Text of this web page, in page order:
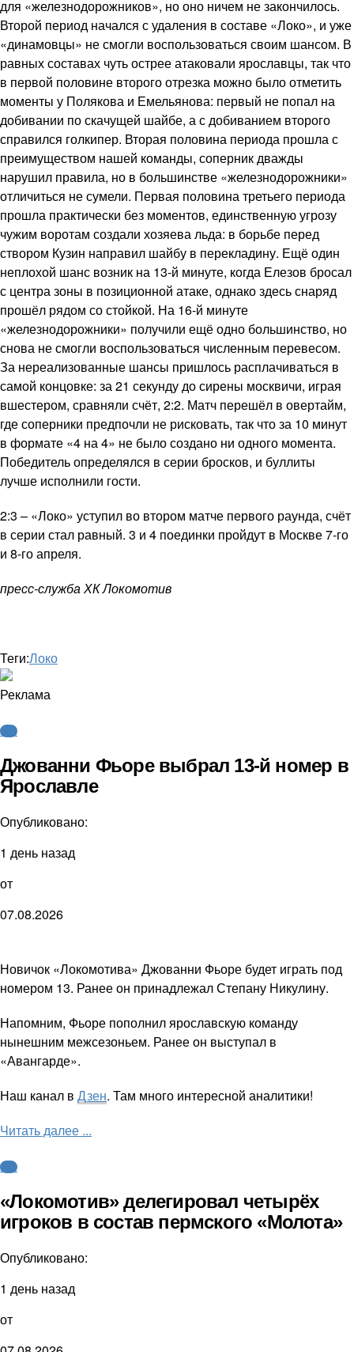
для «железнодорожников», но оно ничем не закончилось.
Второй период начался с удаления в составе «Локо», и уже
«динамовцы» не смогли воспользоваться своим шансом. В
равных составах чуть острее атаковали ярославцы, так что
в первой половине второго отрезка можно было отметить
моменты у Полякова и Емельянова: первый не попал на
добивании по скачущей шайбе, а с добиванием второго
справился голкипер. Вторая половина периода прошла с
преимуществом нашей команды, соперник дважды
нарушил правила, но в большинстве «железнодорожники»
отличиться не сумели. Первая половина третьего периода
прошла практически без моментов, единственную угрозу
чужим воротам создали хозяева льда: в борьбе перед
створом Кузин направил шайбу в перекладину. Ещё один
неплохой шанс возник на 13-й минуте, когда Елезов бросал
с центра зоны в позиционной атаке, однако здесь снаряд
прошёл рядом со стойкой. На 16-й минуте
«железнодорожники» получили ещё одно большинство, но
снова не смогли воспользоваться численным перевесом.
За нереализованные шансы пришлось расплачиваться в
самой концовке: за 21 секунду до сирены москвичи, играя
вшестером, сравняли счёт, 2:2. Матч перешёл в овертайм,
где соперники предпочли не рисковать, так что за 10 минут
в формате «4 на 4» не было создано ни одного момента.
Победитель определялся в серии бросков, и буллиты
лучше исполнили гости.
2:3 – «Локо» уступил во втором матче первого раунда, счёт
в серии стал равный. 3 и 4 поединки пройдут в Москве 7-го
и 8-го апреля.
пресс-служба ХК Локомотив
Теги:Локо
Реклама
КХЛ
Джованни Фьоре выбрал 13-й номер в
Ярославле
Опубликовано:
1 день назад
от
07.08.2026
Новичок «Локомотива» Джованни Фьоре будет играть под
номером 13. Ранее он принадлежал Степану Никулину.
Напомним, Фьоре пополнил ярославскую команду
нынешним межсезоньем. Ранее он выступал в
«Авангарде».
Наш канал в Дзен. Там много интересной аналитики!
Читать далее ...
КХЛ
«Локомотив» делегировал четырёх
игроков в состав пермского «Молота»
Опубликовано:
1 день назад
от